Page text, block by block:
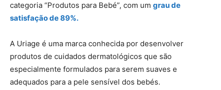
categoria “Produtos para Bebé”, com um grau de
satisfação de 89%.
A Uriage é uma marca conhecida por desenvolver
produtos de cuidados dermatológicos que são
especialmente formulados para serem suaves e
adequados para a pele sensível dos bebés.